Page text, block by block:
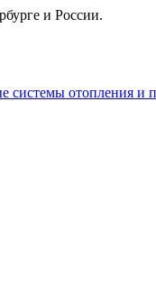
и России.